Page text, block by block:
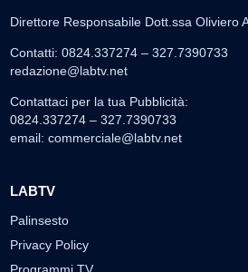
Direttore Responsabile Dott.ssa Oliviero
Contatti: 0824.337274 – 327.7390733
redazione@labtv.net
Contattaci per la tua Pubblicità:
0824.337274 – 327.7390733
email: commerciale@labtv.net
LABTV
Palinsesto
Privacy Policy